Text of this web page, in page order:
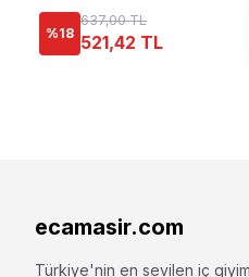
%18
637,00 TL
521,42 TL
ecamasir.com
Türkiye'nin en sevilen iç